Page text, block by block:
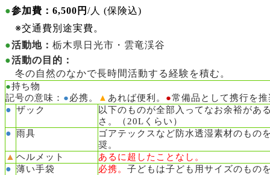
●参加費 ： 6,500円 /人 (保険込)
※交通費別途実費。
●活動地： 栃木県日光市・雲竜渓谷
●活動の目的：
冬の自然のなかで長時間活動する経験を積む。
●持ち物
記号の意味： ●必携。 ▲ あれば便利。 ●常備品として携行を推
● ザック
以下のものが全部入ってなお余裕があ
さ。（20Lくらい）
● 雨具
ゴアテックスなど防水透湿素材のもの
奨。
▲ ヘルメット あるに超したことなし。
● 薄い手袋 必携。 子どもは子ども用サイズのもの